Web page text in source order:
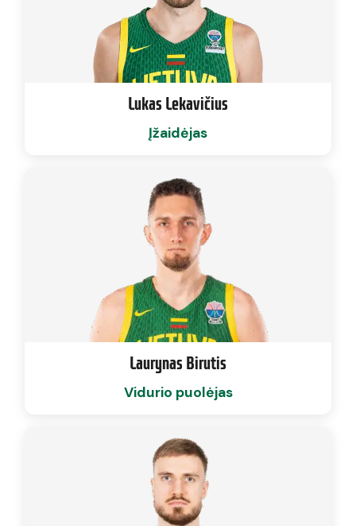
Lukas Lekavičius
Įžaidėjas
Laurynas Birutis
Vidurio puolėjas